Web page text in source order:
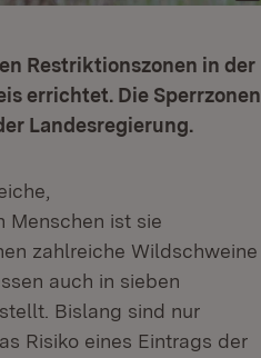
Restriktionszonen in der
errichtet. Die Sperrzonen
Landesregierung.
Menschen ist sie
zahlreiche Wildschweine
auch in sieben
Bislang sind nur
Risiko eines Eintrags der